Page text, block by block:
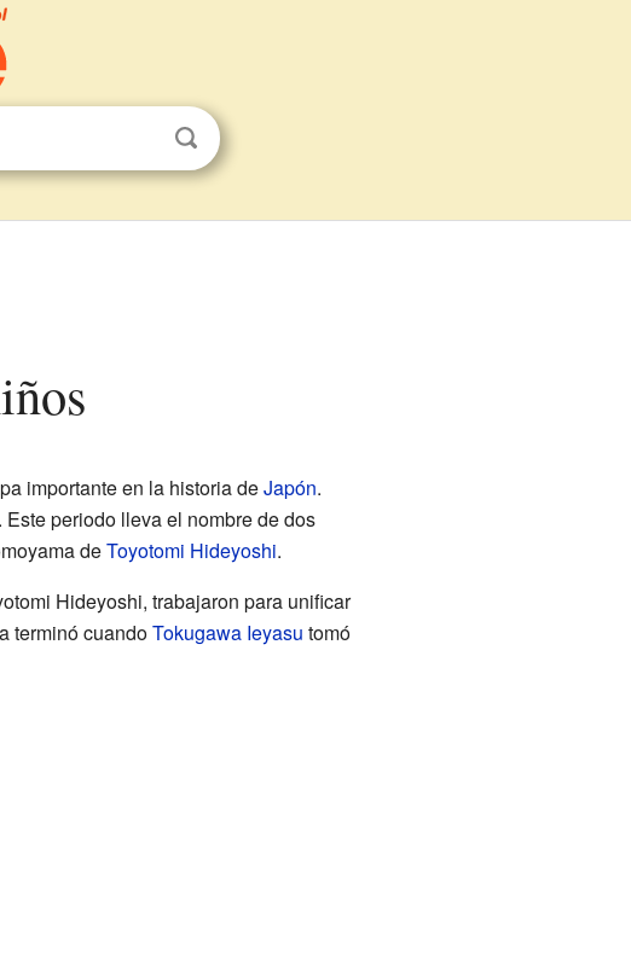
importante en la historia deJapón.
Este periodo lleva el nombre de dos
deToyotomi Hideyoshi.
Hideyoshi, trabajaron para unificar
terminó cuandoTokugawa Ieyasu tomó